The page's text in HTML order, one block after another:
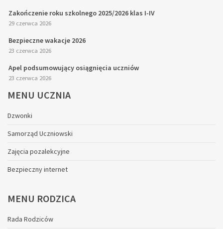
Zakończenie roku szkolnego 2025/2026 klas I-IV
29 czerwca 2026
Bezpieczne wakacje 2026
23 czerwca 2026
Apel podsumowujący osiągnięcia uczniów
23 czerwca 2026
MENU UCZNIA
Dzwonki
Samorząd Uczniowski
Zajęcia pozalekcyjne
Bezpieczny internet
MENU RODZICA
Rada Rodziców